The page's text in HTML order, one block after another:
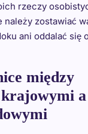
rzeczy
należy zostawiać
ani oddalać się
między
a